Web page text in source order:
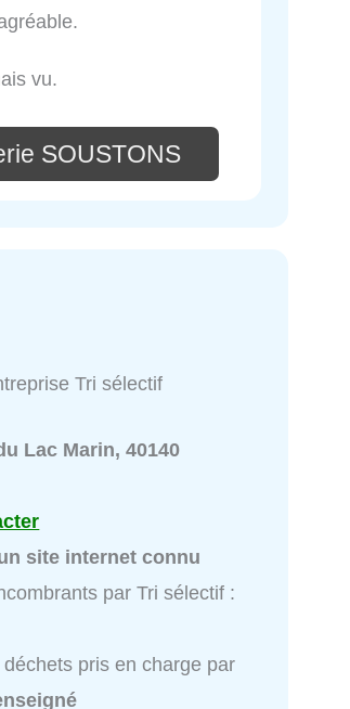
vu.
SOUSTONS
Tri sélectif
Lac Marin, 40140
site internet connu
par Tri sélectif :
pris en charge par